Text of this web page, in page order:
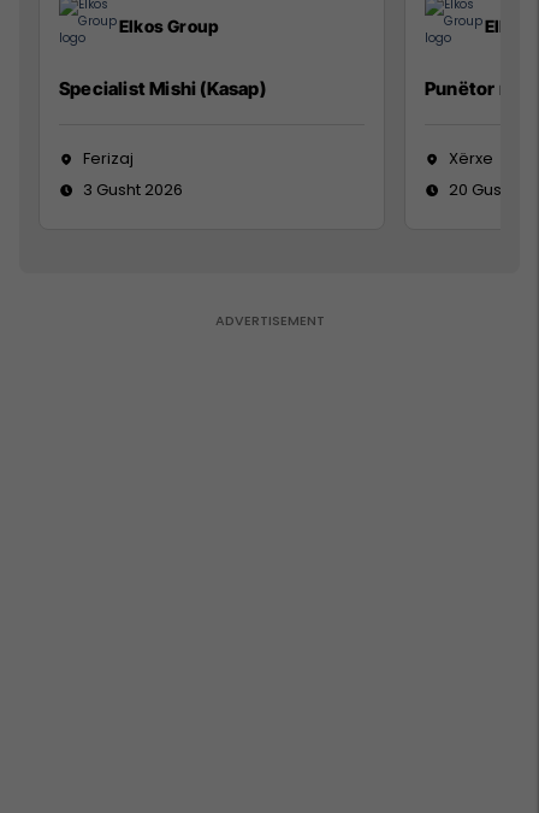
Elkos Group
Specialist Mishi (Kasap)
Ferizaj
3 Gusht 2026
Elkos
Punëtor në
Xërxe
20 Gusht